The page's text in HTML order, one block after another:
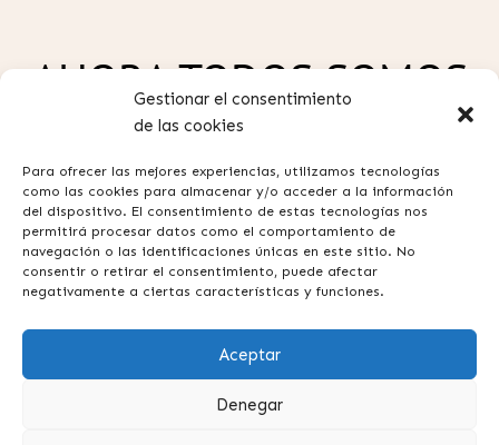
Gestionar el consentimiento
de las cookies
Para ofrecer las mejores experiencias, utilizamos tecnologías
como las cookies para almacenar y/o acceder a la información
del dispositivo. El consentimiento de estas tecnologías nos
permitirá procesar datos como el comportamiento de
navegación o las identificaciones únicas en este sitio. No
consentir o retirar el consentimiento, puede afectar
negativamente a ciertas características y funciones.
Aceptar
Denegar
AHORA TODOS SOMOS
GUAW
Política de privacidad
Términos y condiciones
Preguntas frecuentes